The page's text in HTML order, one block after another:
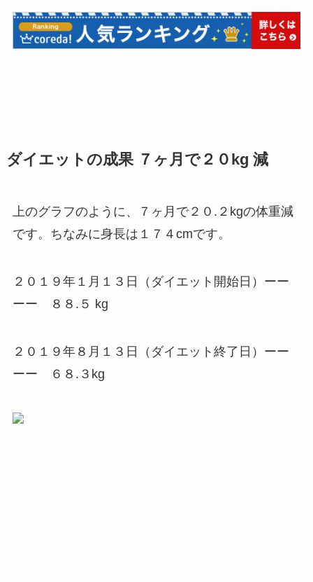
ダイエットの成果 ７ヶ月で２０kg 減
上のグラフのように、７ヶ月で２０.２kgの体重減
です。ちなみに身長は１７４cmです。
２０１９年１月１３日（ダイエット開始日）ーー
ーー ８８.５ kg
２０１９年８月１３日（ダイエット終了日）ーー
ーー ６８.３kg